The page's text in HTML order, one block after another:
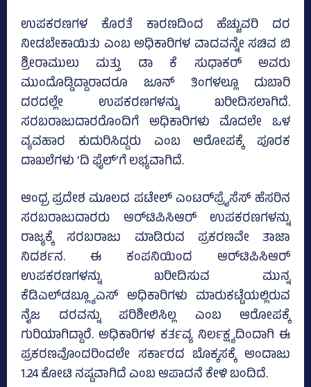
ಉಪಕರಣಗಳ ಕೊರತೆ ಕಾರಣದಿಂದ ಹೆಚ್ಚುವರಿ ದರ
ನೀಡಬೇಕಾಯಿತು ಎಂಬ ಅಧಿಕಾರಿಗಳ ವಾದವನ್ನೇ ಸಚಿವ ಬಿ
ಶ್ರೀರಾಮುಲು ಮತ್ತು ಡಾ ಕೆ ಸುಧಾಕರ್‌ ಅವರು
ಮುಂದೊಡ್ಡಿದ್ದಾರಾದರೂ ಜೂನ್‌ ತಿಂಗಳಲ್ಲೂ ದುಬಾರಿ
ದರದಲ್ಲೇ ಉಪಕರಣಗಳನ್ನು ಖರೀದಿಸಲಾಗಿದೆ.
ಸರಬರಾಜುದಾರರೊಂದಿಗೆ ಅಧಿಕಾರಿಗಳು ಮೊದಲೇ ಒಳ
ವ್ಯವಹಾರ ಕುದುರಿಸಿದ್ದರು ಎಂಬ ಆರೋಪಕ್ಕೆ ಪೂರಕ
ದಾಖಲೆಗಳು ‘ದಿ ಫೈಲ್‌’ಗೆ ಲಭ್ಯವಾಗಿದೆ.
ಆಂಧ್ರ ಪ್ರದೇಶ ಮೂಲದ ಪಟೇಲ್‌ ಎಂಟರ್‌ಪ್ರೈಸೆಸ್‌ ಹೆಸರಿನ
ಸರಬರಾಜುದಾರರು ಆರ್‌ಟಿಪಿಸಿಆರ್‌ ಉಪಕರಣಗಳನ್ನು
ರಾಜ್ಯಕ್ಕೆ ಸರಬರಾಜು ಮಾಡಿರುವ ಪ್ರಕರಣವೇ ತಾಜಾ
ನಿದರ್ಶನ. ಈ ಕಂಪನಿಯಿಂದ ಆರ್‌ಟಿಪಿಸಿಆರ್‌
ಉಪಕರಣಗಳನ್ನು ಖರೀದಿಸುವ ಮುನ್ನ
ಕೆಡಿಎಲ್‌ಡಬ್ಲ್ಯೂಎಸ್‌ ಅಧಿಕಾರಿಗಳು ಮಾರುಕಟ್ಟೆಯಲ್ಲಿರುವ
ನೈಜ ದರವನ್ನು ಪರಿಶೀಲಿಸಿಲ್ಲ ಎಂಬ ಆರೋಪಕ್ಕೆ
ಗುರಿಯಾಗಿದ್ದಾರೆ. ಅಧಿಕಾರಿಗಳ ಕರ್ತವ್ಯ ನಿರ್ಲಕ್ಷ್ಯದಿಂದಾಗಿ ಈ
ಪ್ರಕರಣವೊಂದರಿಂದಲೇ ಸರ್ಕಾರದ ಬೊಕ್ಕಸಕ್ಕೆ ಅಂದಾಜು
1.24 ಕೋಟಿ ನಷ್ಟವಾಗಿದೆ ಎಂಬ ಆಪಾದನೆ ಕೇಳಿ ಬಂದಿದೆ.